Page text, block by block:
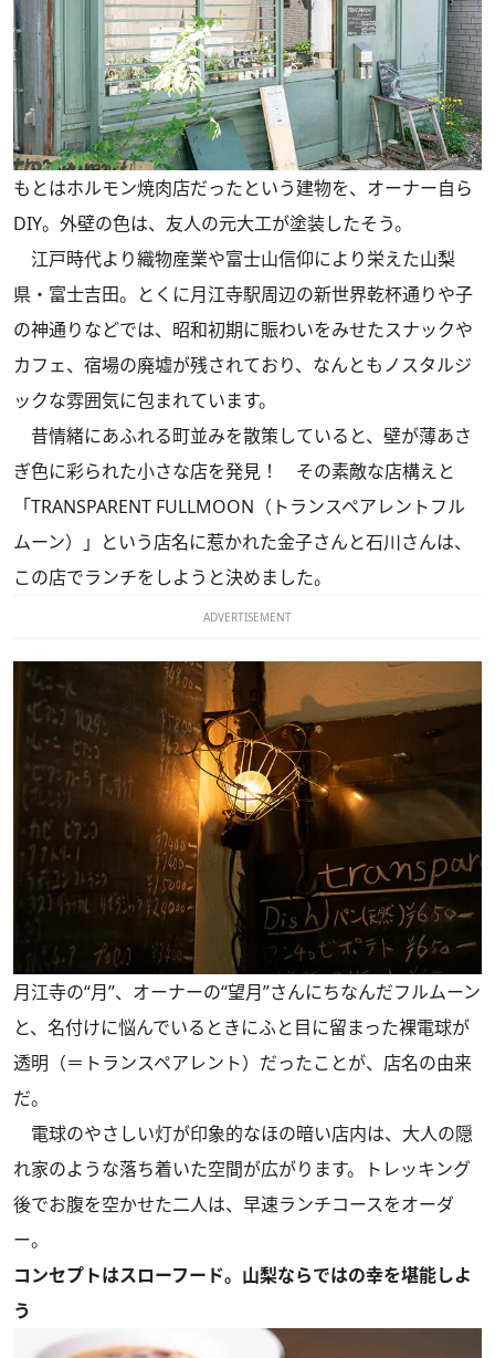
もとはホルモン焼肉店だったという建物を、オーナー自ら
DIY。外壁の色は、友人の元大工が塗装したそう。
江戸時代より織物産業や富士山信仰により栄えた山梨
県・富士吉田。とくに月江寺駅周辺の新世界乾杯通りや子
の神通りなどでは、昭和初期に賑わいをみせたスナックや
カフェ、宿場の廃墟が残されており、なんともノスタルジ
ックな雰囲気に包まれています。
昔情緒にあふれる町並みを散策していると、壁が薄あさ
ぎ色に彩られた小さな店を発見！ その素敵な店構えと
「TRANSPARENT FULLMOON（トランスペアレントフル
ムーン）」という店名に惹かれた金子さんと石川さんは、
この店でランチをしようと決めました。
ADVERTISEMENT
月江寺の“月”、オーナーの“望月”さんにちなんだフルムーン
と、名付けに悩んでいるときにふと目に留まった裸電球が
透明（＝トランスペアレント）だったことが、店名の由来
だ。
電球のやさしい灯が印象的なほの暗い店内は、大人の隠
れ家のような落ち着いた空間が広がります。トレッキング
後でお腹を空かせた二人は、早速ランチコースをオーダ
ー。
コンセプトはスローフード。山梨ならではの幸を堪能しよ
う